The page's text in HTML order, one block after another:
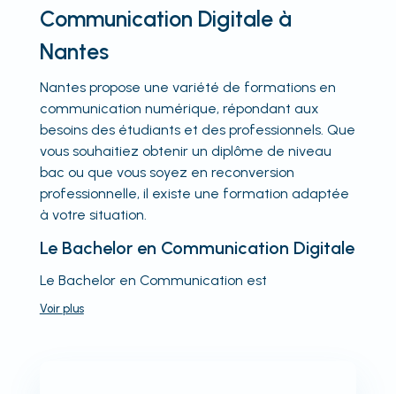
Communication Digitale à
Nantes
Nantes propose une variété de formations en
communication numérique, répondant aux
besoins des étudiants et des professionnels. Que
vous souhaitiez obtenir un diplôme de niveau
bac ou que vous soyez en reconversion
professionnelle, il existe une formation adaptée
à votre situation.
Le Bachelor en Communication Digitale
Le Bachelor en Communication est
Voir plus